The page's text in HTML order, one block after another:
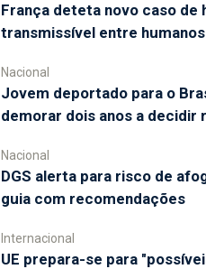
França deteta novo caso de
transmissível entre humanos
Nacional
Jovem deportado para o
demorar dois anos a decidir
Nacional
DGS alerta para risco de
guia com recomendações
Internacional
UE prepara-se para